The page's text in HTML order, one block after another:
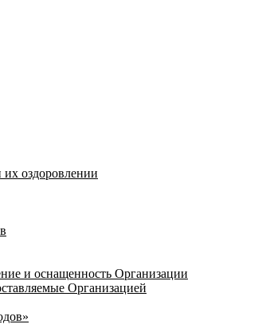
их оздоровлении
и оснащенность Организации
Организацией